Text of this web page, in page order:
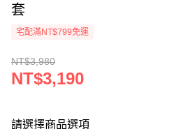
套
宅配滿NT$799免運
NT$3,980
NT$3,190
請選擇商品選項